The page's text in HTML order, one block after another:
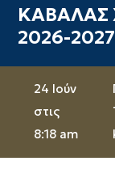
ΚΑΒΑΛΑΣ
2026-
24 Ιούν
στις
8:18 am